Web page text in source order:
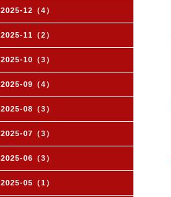
2025-12（4）
2025-11（2）
2025-10（3）
2025-09（4）
2025-08（3）
2025-07（3）
2025-06（3）
2025-05（1）